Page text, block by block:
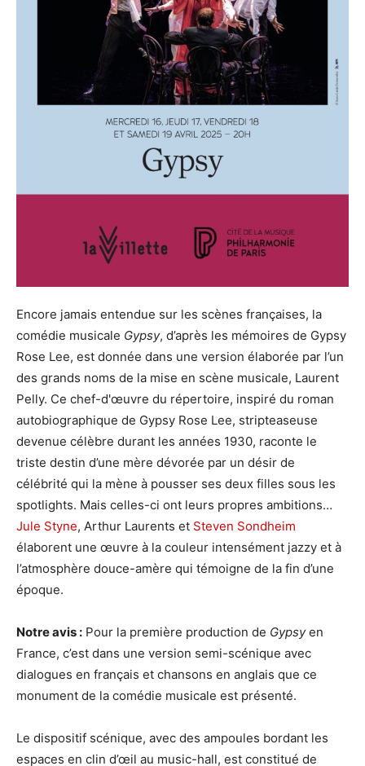
Encore jamais entendue sur les scènes françaises, la
comédie musicale Gypsy, d’après les mémoires de Gypsy
Rose Lee, est donnée dans une version élaborée par l’un
des grands noms de la mise en scène musicale, Laurent
Pelly. Ce chef-d'œuvre du répertoire, inspiré du roman
autobiographique de Gypsy Rose Lee, stripteaseuse
devenue célèbre durant les années 1930, raconte le
triste destin d’une mère dévorée par un désir de
célébrité qui la mène à pousser ses deux filles sous les
spotlights. Mais celles-ci ont leurs propres ambitions…
Jule Styne, Arthur Laurents et Steven Sondheim
élaborent une œuvre à la couleur intensément jazzy et à
l’atmosphère douce-amère qui témoigne de la fin d’une
époque.
Notre avis : Pour la première production de Gypsyen
France, c’est dans une version semi-scénique avec
dialogues en français et chansons en anglais que ce
monument de la comédie musicale est présenté.
Le dispositif scénique, avec des ampoules bordant les
espaces en clin d’œil au music-hall, est constitué de